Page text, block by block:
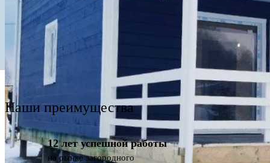
Наши преимущества
12 лет успешной работы
на рынке загородного